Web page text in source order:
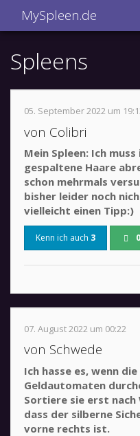
MySpleen.de
Spleens
05. September 2022 um
von Colibri
Mein Spleen: Ich
gespaltene Haare
schon mehrmals
bisher leider noch
vielleicht einen Tipp:)
Kenn ich auch 3 0
07. August 2022 um 00:22
von Schwede
Ich hasse es, wenn
Geldautomaten
Sortiere sie erst nach
dass der silberne
vorne rechts ist.